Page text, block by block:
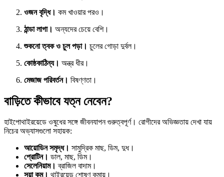
ওজন বৃদ্ধি। কম খাওয়ার পরও।
ঠান্ডা লাগা। অন্যদের চেয়ে বেশি।
শুকনো ত্বক ও চুল পড়া। চুলের গোড়া দুর্বল।
কোষ্ঠকাঠিন্য। অন্ত্র ধীর।
মেজাজ পরিবর্তন। বিষণ্ণতা।
বাড়িতে কীভাবে যত্ন নেবেন?
হাইপোথাইরয়েডে ওষুধের সঙ্গে জীবনযাপন গুরুত্বপূর্ণ। রোগীদের অভিজ্ঞতায় দেখা যায়
নিচের অভ্যাসগুলো সহায়ক:
আয়োডিন সমৃদ্ধ। সামুদ্রিক মাছ, ডিম, দুধ।
প্রোটিন। ডাল, মাছ, ডিম।
সেলেনিয়াম। ব্রাজিল বাদাম।
সয়া কম। থাইরয়েড শোষণ কমায়।